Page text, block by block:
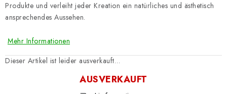
Produkte und verleiht jeder Kreation ein natürliches und ästhetisch
ansprechendes Aussehen.
Mehr Informationen
Dieser Artikel ist leider ausverkauft…
AUSVERKAUFT